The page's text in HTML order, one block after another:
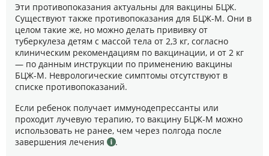
Эти противопоказания актуальны для вакцины БЦЖ.
Существуют также противопоказания для БЦЖ-М. Они в
целом такие же, но можно делать прививку от
туберкулеза детям с массой тела от 2,3 кг, согласно
клиническим рекомендациям по вакцинации, и от 2 кг
— по данным инструкции по применению вакцины
БЦЖ-М. Неврологические симптомы отсутствуют в
списке противопоказаний.
Если ребенок получает иммунодепрессанты или
проходит лучевую терапию, то вакцину БЦЖ-М можно
использовать не ранее, чем через полгода после
завершения лечения
.